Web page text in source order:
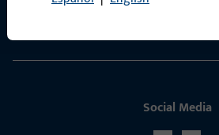
Social Media